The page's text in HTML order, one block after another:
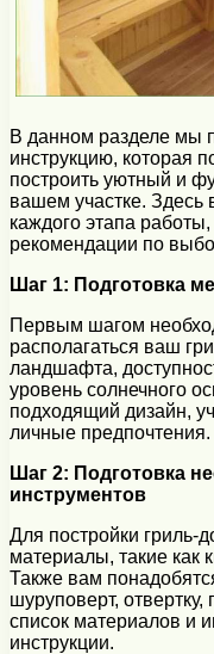
В данном разделе мы
инструкцию, которая
построить уютный и
вашем участке. Здесь
каждого этапа
рекомендации по
Шаг 1: Подготовка
Первым шагом
располагаться ваш
ландшафта,
уровень солнечного
подходящий дизайн,
личные предпочтения.
Шаг 2: Подготовка
инструментов
Для постройки гриль-
материалы, такие как
Также вам
шуруповерт,
список материалов и
инструкции.